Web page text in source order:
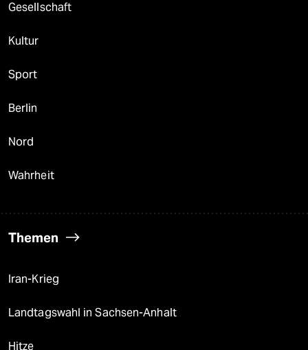
Gesellschaft
Kultur
Sport
Berlin
Nord
Wahrheit
Themen
Iran-Krieg
Landtagswahl in Sachsen-Anhalt
Hitze